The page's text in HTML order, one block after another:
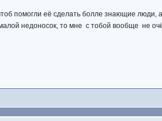
помогли её сделать болле знающие люди,
недоносок, то мне с тобой вообще не